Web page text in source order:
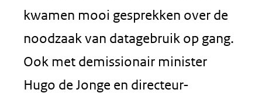
kwamen mooi gesprekken over de
noodzaak van datagebruik op gang.
Ook met demissionair minister
Hugo de Jonge en directeur-